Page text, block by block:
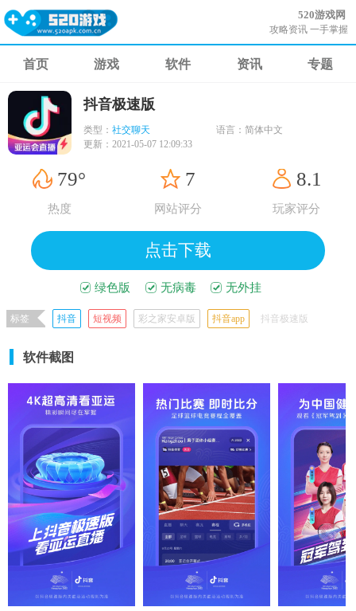
520游戏网
攻略资讯 一手掌握
首页 游戏 软件 资讯 专题
抖音极速版
类型： 社交聊天 语言： 简体中文
更新： 2021-05-07 12:09:33
79°
热度
7
网站评分
8.1
玩家评分
点击下载
绿色版 无病毒 无外挂
标签 抖音 短视频 彩之家安卓版 抖音app 抖音极速版
软件截图